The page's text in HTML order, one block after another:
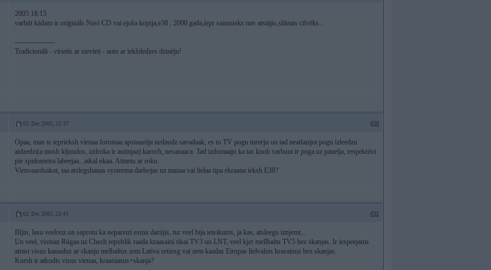
2005 18:15
varbūt kādam ir oriģināls Navi CD vai ejoša kopija,e38 , 2000.gada,iepr saimnieks nav atstājis,sliktais cilvēks...
-----------------
Tradicionāli - vīrietis ar sievieti - auto ar iekšdedzes dzinēju!
02. Dec 2005, 23:37 #30
Opaa, man te ieprieksh vienaa forumaa apstaastija nedaudz savadaak, es to TV pogu tureeju un tad neatlaizjot pogu izleedzu
aidzedzi(a mosh kljuudos, izdruka ir autinjaa) karoch, nesanaaca. Tad izdomaaju ka tas knob varbuut ir poga uz panelja, respektiivi
pie spidometra labeejaa...atkal nkaa. Atmetu ar roku.
Vienvaardsakot, taa atslegshanas systeema darbojas uz mazaa vai lielaa tipa ekraana ieksh E38?
02. Dec 2005, 23:41 #31
Bljin, lasu veelreiz un saprotu ka nepareizi esmu dariijis, tur veel bija ieteikums, ja kas, atsleegu iznjemt...
Un veel, vismaz Riigaa uz Chech republik raada kraasaini tikai TV3 un LNT, veel kjer mellbaltu TV5 bez skanjas. Ir iespeejams
atrast visus kanaalus ar skanju melbaltus zem Lativa setinsg vai zem kaadas Eiropas lielvalsts krasainus bez skanjas.
Kursh ir atkodis visus vienaa, kraasianus+skanja?